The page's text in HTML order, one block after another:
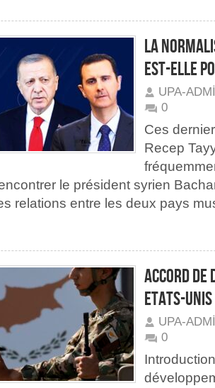
LA
EST-ELLE
UPA-
0
Ces
Recep
le président syrien
relations entre les deux pays
ACCORD DE
ETATS-
UPA-
0